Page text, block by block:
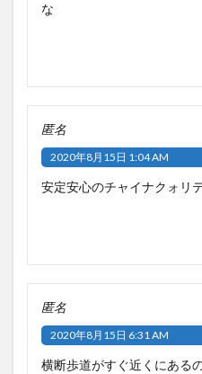
な
匿名
2020年8月15日 1:04 AM
安定安心のチャイナクォリ
匿名
2020年8月15日 6:31 AM
横断歩道がすぐ近くにある